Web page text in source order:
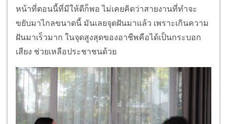
หน้าที่ตอนนี้ที่มีให้ดีก็พอ ไม่เคยคิดว่าสายงานที่ทำจะ
ขยับมาไกลขนาดนี้ มันเลยจุดฝันมาแล้ว เพราะเกินความ
ฝันมาเร็วมาก ในจุดสูงสุดของอาชีพคือได้เป็นกระบอก
เสียง ช่วยเหลือประชาชนด้วย